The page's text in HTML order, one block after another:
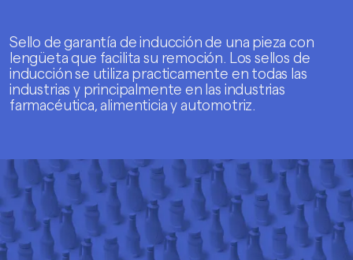
Sello de garantía de inducción de una pieza con
lengüeta que facilita su remoción. Los sellos de
inducción se utiliza practicamente en todas las
industrias y principalmente en las industrias
farmacéutica, alimenticia y automotriz.